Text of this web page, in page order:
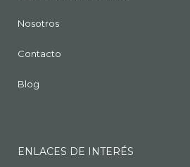
Nosotros
Contacto
Blog
ENLACES DE INTERÉS